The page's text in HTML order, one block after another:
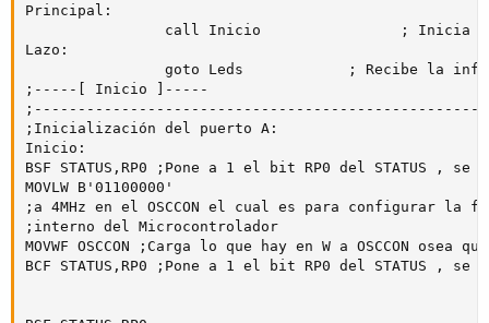
Principal:
call Inicio                ; Inicia
Lazo:
goto Leds            ; Recibe la
;-----[ Inicio ]-----
;Inicialización del puerto A:
Inicio:
BSF STATUS,RP0 ;Pone a 1 el bit RP0 del STATUS ,
MOVLW B'01100000'
;a 4MHz en el OSCCON el cual es para configurar la
;interno del Microcontrolador
MOVWF OSCCON ;Carga lo que hay en W a OSCCON osea
BCF STATUS,RP0 ;Pone a 1 el bit RP0 del STATUS ,